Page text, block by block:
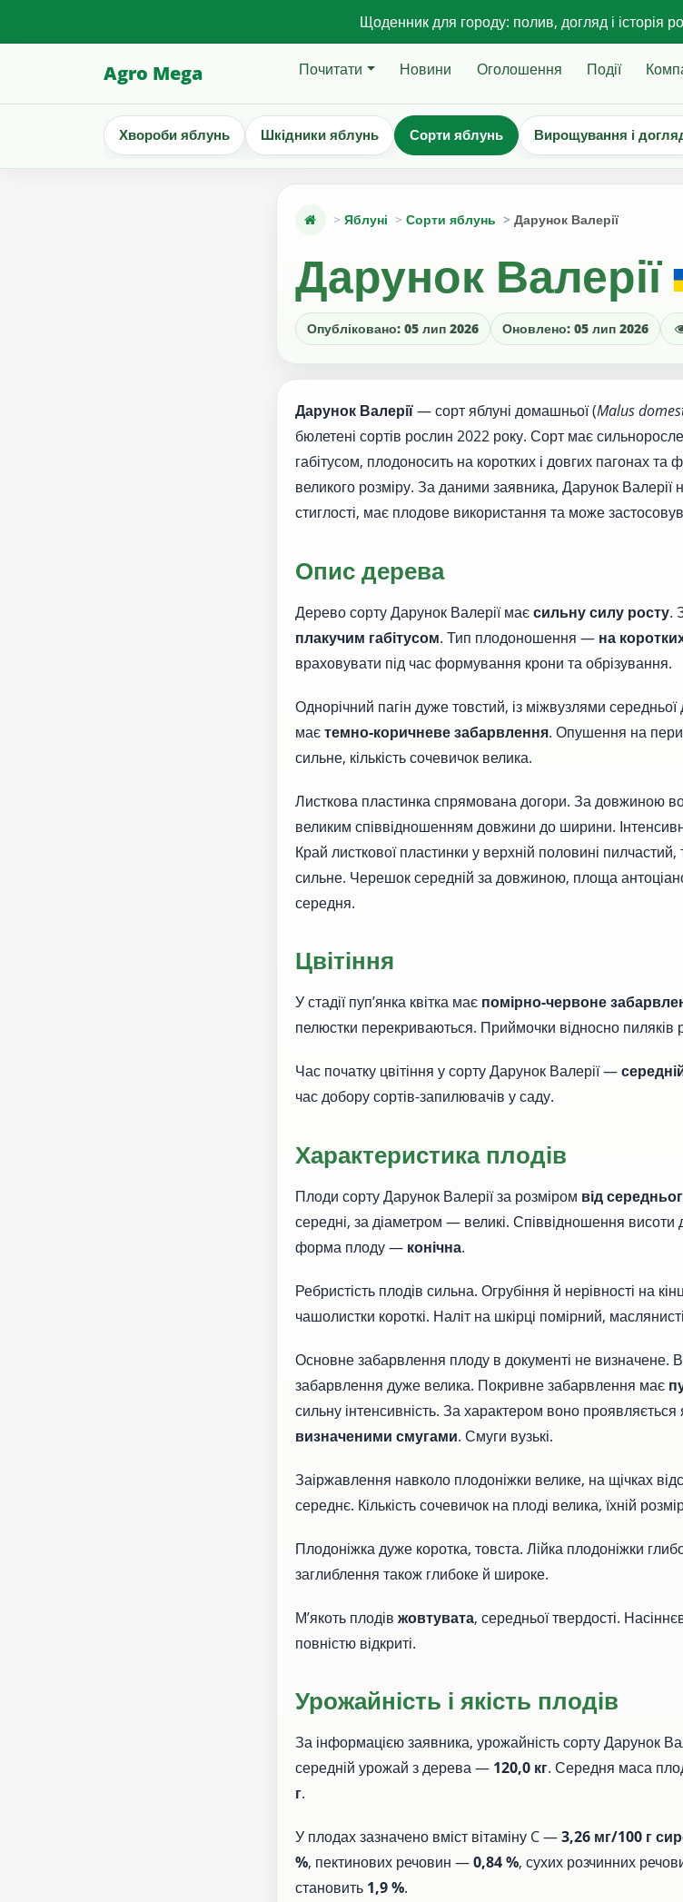
Щоденник для городу: полив, догляд і історія
Agro Mega Почитати Новини Оголошення Події
Хвороби яблунь Шкідники яблунь Сорти яблунь Вирощування і
Яблуні Сорти яблунь Дарунок Валерії
Дарунок Валерії
Опубліковано: 05 лип 2026 Оновлено: 05 лип 2026
Дарунок Валерії— сорт яблуні домашньої (Malus
бюлетені сортів рослин 2022 року. Сорт має
габітусом, плодоносить на коротких і довгих пагонах
великого розміру. За даними заявника, Дарунок Валерії
стиглості, має плодове використання та може
Опис дерева
Дерево сорту Дарунок Валерії маєсильну силу росту.
плакучим габітусом. Тип плодоношення — на
враховувати під час формування крони та обрізування.
Однорічний пагін дуже товстий, із міжвузлями
маєтемно-коричневе забарвлення. Опушення на
сильне, кількість сочевичок велика.
Листкова пластинка спрямована догори. За довжиною
великим співвідношенням довжини до ширини.
Край листкової пластинки у верхній половині
сильне. Черешок середній за довжиною, площа
середня.
Цвітіння
У стадії пуп’янка квітка має помірно-червоне
пелюстки перекриваються. Приймочки відносно пиляків
Час початку цвітіння у сорту Дарунок Валерії —
час добору сортів-запилювачів у саду.
Характеристика плодів
Плоди сорту Дарунок Валерії за розміром від
середні, за діаметром — великі. Співвідношення
форма плоду — конічна.
Ребристість плодів сильна. Огрубіння й нерівності на
чашолистки короткі. Наліт на шкірці помірний,
Основне забарвлення плоду в документі не визначене.
забарвлення дуже велика. Покривне забарвлення має
сильну інтенсивність. За характером воно проявляється
визначеними смугами. Смуги вузькі.
Заіржавлення навколо плодоніжки велике, на щічках
середнє. Кількість сочевичок на плоді велика, їхній
Плодоніжка дуже коротка, товста. Лійка плодоніжки
заглиблення також глибоке й широке.
М’якоть плодів жовтувата, середньої твердості.
повністю відкриті.
Урожайність і якість плодів
За інформацією заявника, урожайність сорту Дарунок
середній урожай з дерева — 120,0 кг. Середня маса
г.
У плодах зазначено вміст вітаміну C —3,26 мг/100 г
%, пектинових речовин —0,84 %, сухих розчинних
становить 1,9 %.